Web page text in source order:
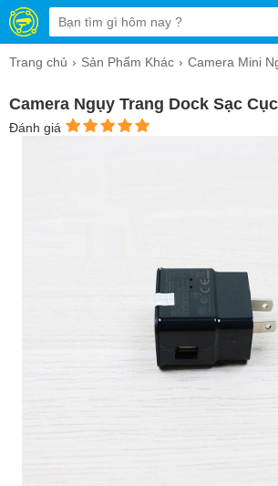
Trang chủ Sản Phẩm Khác Camera Mini
Camera Ngụy Trang Dock Sạc
Đánh giá